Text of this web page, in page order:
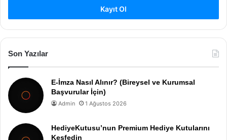
Kayıt Ol
Son Yazılar
E-İmza Nasıl Alınır? (Bireysel ve Kurumsal
Başvurular İçin)
Admin 1 Ağustos 2026
HediyeKutusu’nun Premium Hediye Kutularını
Keşfedin